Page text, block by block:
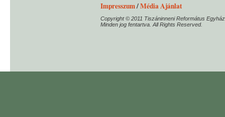
Impresszum/Média Ajánlat
Copyright © 2011 Tiszáninneni Református
Minden jog fentartva. All Rights Reserved.